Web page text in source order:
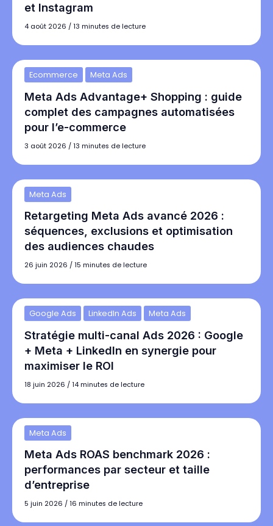
et Instagram
4 août 2026 / 13 minutes de lecture
Ecommerce Meta Ads
Meta Ads Advantage+ Shopping : guide
complet des campagnes automatisées
pour l’e-commerce
3 août 2026 / 13 minutes de lecture
Meta Ads
Retargeting Meta Ads avancé 2026 :
séquences, exclusions et optimisation
des audiences chaudes
26 juin 2026 / 15 minutes de lecture
Google Ads LinkedIn Ads Meta Ads
Stratégie multi-canal Ads 2026 : Google
+ Meta + LinkedIn en synergie pour
maximiser le ROI
18 juin 2026 / 14 minutes de lecture
Meta Ads
Meta Ads ROAS benchmark 2026 :
performances par secteur et taille
d’entreprise
5 juin 2026 / 16 minutes de lecture